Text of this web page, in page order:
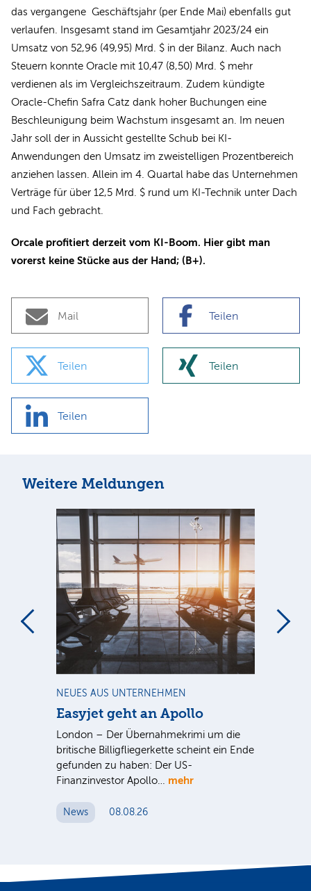
das vergangene Geschäftsjahr (per Ende Mai) ebenfalls gut
verlaufen. Insgesamt stand im Gesamtjahr 2023/24 ein
Umsatz von 52,96 (49,95) Mrd. $ in der Bilanz. Auch nach
Steuern konnte Oracle mit 10,47 (8,50) Mrd. $ mehr
verdienen als im Vergleichszeitraum. Zudem kündigte
Oracle-Chefin Safra Catz dank hoher Buchungen eine
Beschleunigung beim Wachstum insgesamt an. Im neuen
Jahr soll der in Aussicht gestellte Schub bei KI-
Anwendungen den Umsatz im zweistelligen Prozentbereich
anziehen lassen. Allein im 4. Quartal habe das Unternehmen
Verträge für über 12,5 Mrd. $ rund um KI-Technik unter Dach
und Fach gebracht.
Orcale profitiert derzeit vom KI-Boom. Hier gibt man
vorerst keine Stücke aus der Hand; (B+).
Mail Teilen
Teilen Teilen
Teilen
Weitere Meldungen
NEUES AUS UNTERNEHMEN
Easyjet geht an Apollo
London – Der Übernahmekrimi um die
britische Billigfliegerkette scheint ein Ende
gefunden zu haben: Der US-
Finanzinvestor Apollo… mehr
News 08.08.26